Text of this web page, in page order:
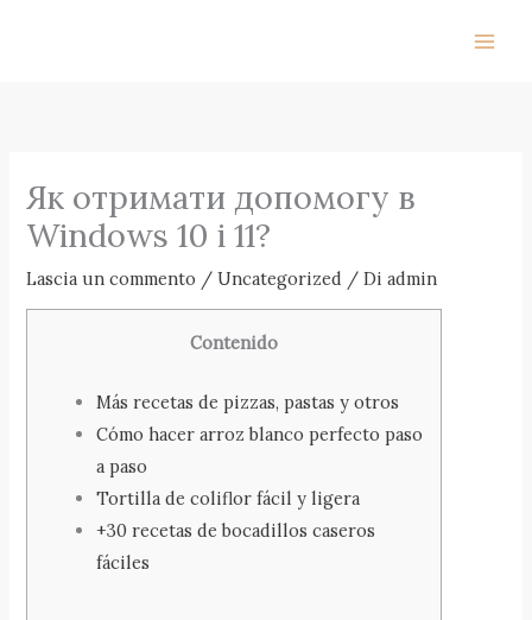
Як отримати допомогу в
Windows 10 і 11?
Lascia un commento /Uncategorized / Diadmin
Contenido
Más recetas de pizzas, pastas y otros
Cómo hacer arroz blanco perfecto paso
a paso
Tortilla de coliflor fácil y ligera
+30 recetas de bocadillos caseros
fáciles